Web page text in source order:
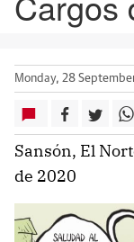
Monday, 28
Sansón, El
de 2020